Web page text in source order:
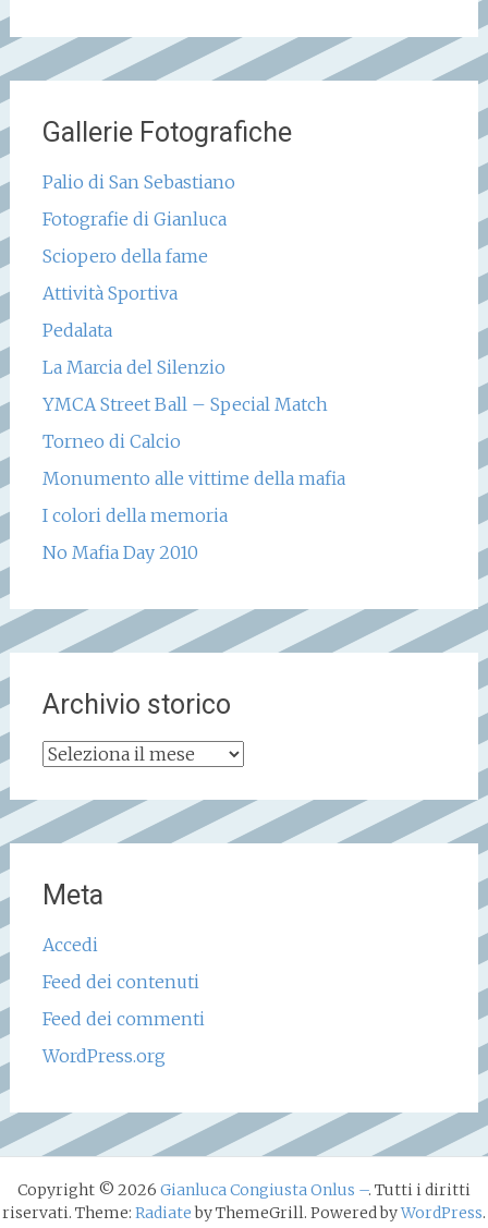
Gallerie Fotografiche
Palio di San Sebastiano
Fotografie di Gianluca
Sciopero della fame
Attività Sportiva
Pedalata
La Marcia del Silenzio
YMCA Street Ball – Special Match
Torneo di Calcio
Monumento alle vittime della mafia
I colori della memoria
No Mafia Day 2010
Archivio storico
Archivio
Meta
Accedi
Feed dei contenuti
Feed dei commenti
WordPress.org
Copyright © 2026 Gianluca Congiusta Onlus –. Tutti i diritti
riservati. Theme: Radiateby ThemeGrill. Powered byWordPress.